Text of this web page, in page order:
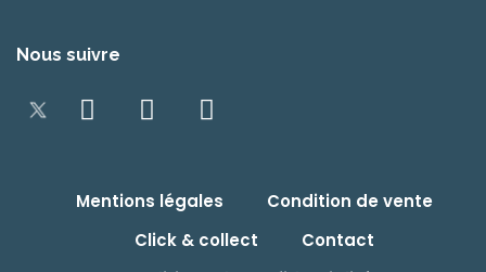
Nous suivre
Mentions légales
Condition de vente
Click & collect
Contact